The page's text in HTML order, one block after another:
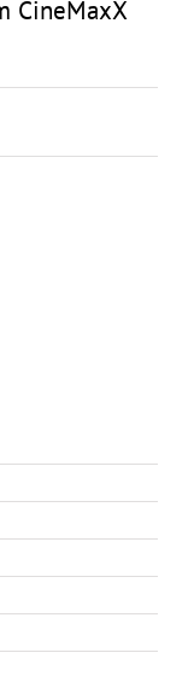
CineMaxX